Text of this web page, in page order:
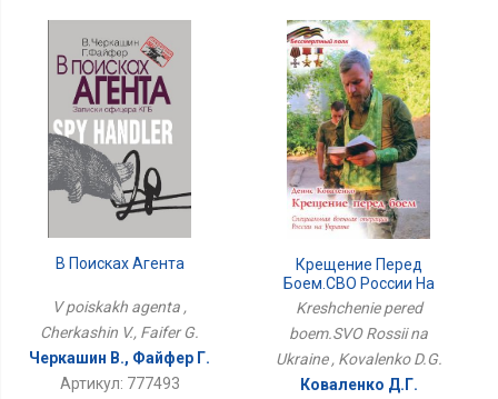
В Поисках Агента
V poiskakh agenta ,
Cherkashin V., Faifer G.
Черкашин В., Файфер Г.
Артикул: 777493
Крещение Перед
Боем.СВО России На
Украине
Kreshchenie pered
boem.SVO Rossii na
Ukraine , Kovalenko D.G.
Коваленко Д.Г.